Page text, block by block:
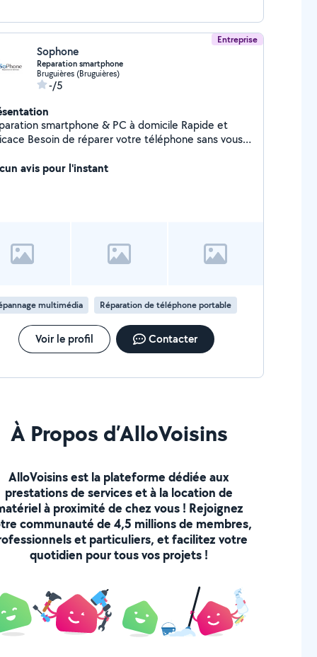
Entreprise
Sophone
Reparation smartphone
Bruguières (Bruguières)
-/5
smartphone & PC à domicile Rapide et
votre téléphone sans vous
Remplacement d'écran (iPhone /
moi pour un devis
avis pour l'instant
multimédia Réparation de téléphone portable
Voir le profil Contacter
À Propos d’AlloVoisins
AlloVoisins est la plateforme dédiée aux
prestations de services et à la location de
à proximité de chez vous ! Rejoignez
communauté de 4,5 millions de membres,
et particuliers, et facilitez votre
quotidien pour tous vos projets !